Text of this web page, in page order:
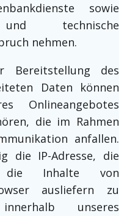
sowie
und technische
nehmen.
Bereitstellung des
Daten können
Onlineangebotes
die im Rahmen
anfallen.
die IP-Adresse, die
Inhalte von
ausliefern zu
unseres